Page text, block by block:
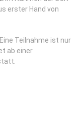
erster Hand von
Teilnahme ist nur
ab einer